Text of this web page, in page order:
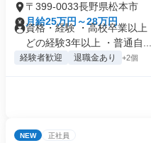
〒399-0033長野県松本市
月給25万円～28万円
資格・経験 ・高校卒業以
どの経験3年以上 ・普通自...
経験者歓迎 退職金あり +2個
NEW 正社員